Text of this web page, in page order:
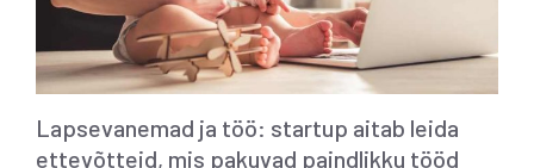
Lapsevanemad ja töö: startup aitab leida
ettevõtteid, mis pakuvad paindlikku tööd